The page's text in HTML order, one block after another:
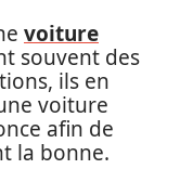
voiture
souvent des
ils en
voiture
afin de
la bonne.